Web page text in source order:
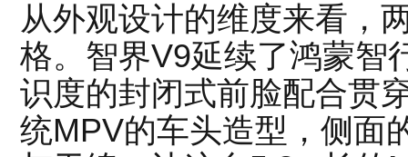
从外观设计的维度来看，
格。智界V9延续了鸿蒙智
识度的封闭式前脸配合贯
统MPV的车头造型，侧面